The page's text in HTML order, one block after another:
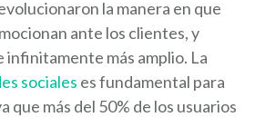
la manera en que
ante los clientes, y
infinitamente más amplio. La
sociales es fundamental para
que más del 50% de los usuarios